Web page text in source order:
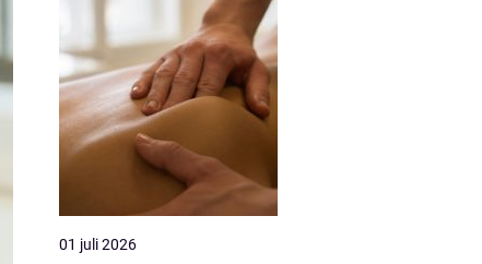
01 juli 2026